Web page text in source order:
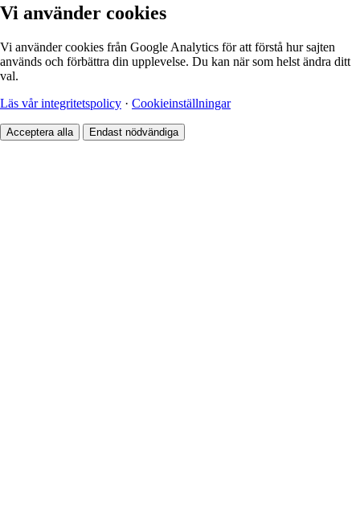
Vi använder cookies
Vi använder cookies från Google Analytics för att förstå hur sajten
används och förbättra din upplevelse. Du kan när som helst ändra ditt
val.
Läs vår integritetspolicy · Cookieinställningar
Acceptera alla Endast nödvändiga